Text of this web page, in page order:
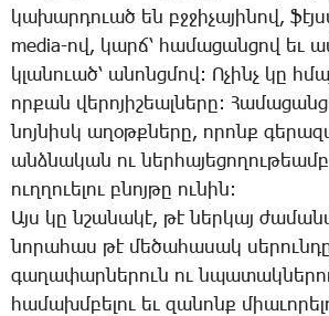
կա­խար­դո­ւած են բջջի­չա­յի­նով,
media-ով, կարճ՝ հա­մա­ցան­ցով եւ
կլա­նո­ւած՝ ա­նոնց­մով: Ո­չինչ կը
որ­քան վե­րո­յի­շեալ­նե­րը:
նոյ­նիսկ ա­ղօթք­նե­րը, ո­րոնք
անձ­նա­կան ու
ուղ­ղո­ւե­լու բնոյ­թը ու­նին:
Այս կը նշա­նա­կէ, թէ ներ­կայ
նո­րա­հաս թէ մե­ծա­հա­սակ սե­րուն­դը
գա­ղա­փար­նե­րուն ու
հա­մախմ­բե­լու եւ զա­նոնք